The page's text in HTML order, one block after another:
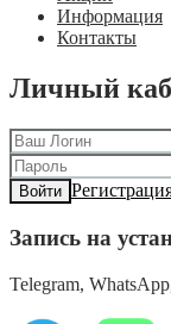
Информация
Контакты
Личный
Войти
Запись на
Telegram,